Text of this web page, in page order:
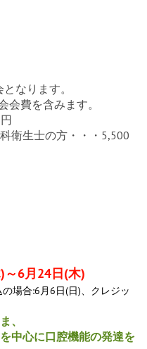
なります。
会費を含みます。
衛生士の方・・・5,500
6月24日(木)
場合:6月6日(日)、クレジッ
、
中心に口腔機能の発達を